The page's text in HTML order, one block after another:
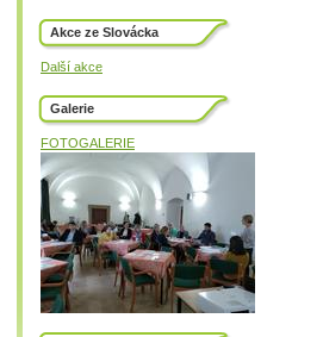
Akce ze Slovácka
Další akce
Galerie
FOTOGALERIE